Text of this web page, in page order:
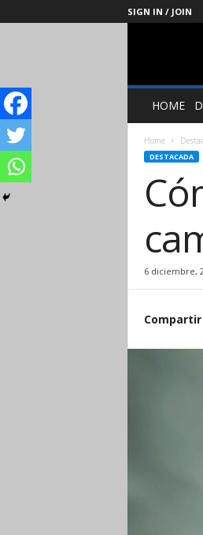
SIGN IN / JOIN
Management
SocietyHOME
Home
DESTACADA
6 diciembre,
Compartir